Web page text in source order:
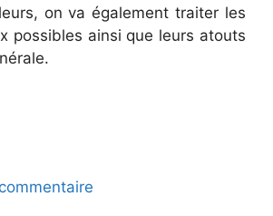
on va également traiter les
possibles ainsi que leurs atouts